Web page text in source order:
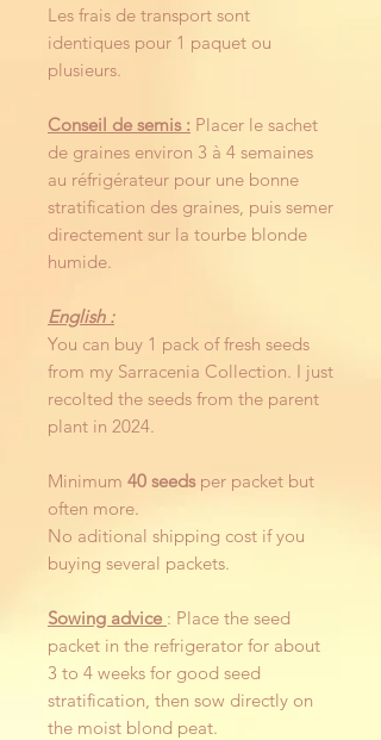
Les frais de transport sont
identiques pour 1 paquet ou
plusieurs.
Conseil de semis : Placer le sachet
de graines environ 3 à 4 semaines
au réfrigérateur pour une bonne
stratification des graines, puis semer
directement sur la tourbe blonde
humide.
English :
You can buy 1 pack of fresh seeds
from my Sarracenia Collection. I just
recolted the seeds from the parent
plant in 2024.
Minimum 40 seedsper packet but
often more.
No aditional shipping cost if you
buying several packets.
Sowing advice : Place the seed
packet in the refrigerator for about
3 to 4 weeks for good seed
stratification, then sow directly on
the moist blond peat.